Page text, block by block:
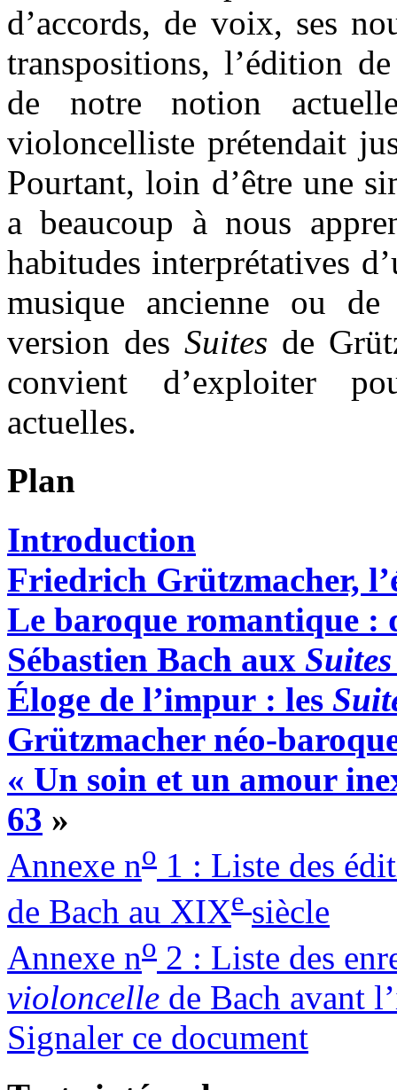
d’accords, de voix, ses
transpositions, l’édition
de notre notion
violoncelliste prétendait
Pourtant, loin d’être une
a beaucoup à nous
habitudes interprétatives
musique ancienne ou
version des Suites de
convient d’exploiter
actuelles.
Plan
Introduction
Friedrich Grützmacher,
Le baroque romantique :
Sébastien Bach aux Suites
Éloge de l’impur : les
Grützmacher néo-
« Un soin et un amour
63 »
Annexe no 1 : Liste des
de Bach au XIXe siècle
Annexe no 2 : Liste des
violoncelle de Bach avant
Signaler ce document